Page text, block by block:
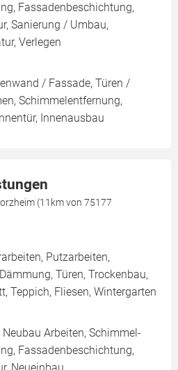
Fassadenbeschichtung,
Sanierung / Umbau,
Verlegen
/ Fassade, Türen /
Schimmelentfernung,
Innenausbau
(11km von 75177
Putzarbeiten,
Türen, Trockenbau,
Teppich, Fliesen, Wintergarten
Arbeiten, Schimmel-
Fassadenbeschichtung,